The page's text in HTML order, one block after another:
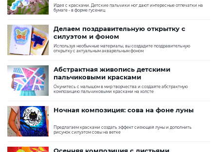
Идея с красками. Детские пальчики ног дают интересные отпечатки на
бумаге - в форме гусениц
Делаем поздравительную открытку с
силуэтом и фоном
Используя необычные материалы, вы создадите поздравительную
открытку с актуальным акварельным фоном
Абстрактная живопись детскими
пальчиковыми красками
Окунитесь с малышом в мир творчества и создайте абстрактную
композицию пальчиковыми красками на холсте
Ночная композиция: сова на фоне луны
Предлагаем красками создать эффект сияющей луны и дополнить
рисунок силуэтом совы на ветке